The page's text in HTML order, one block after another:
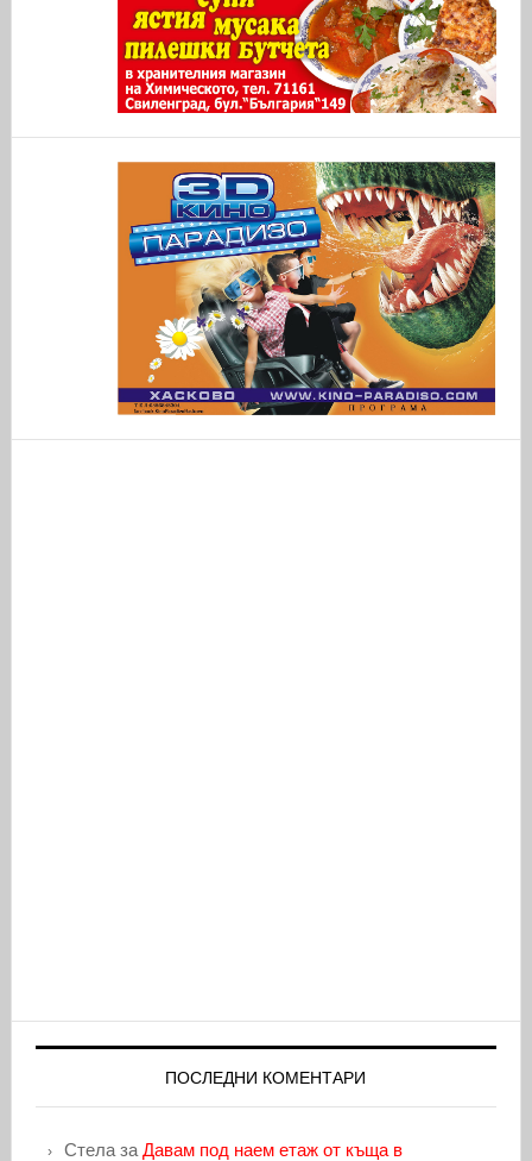
ПОСЛЕДНИ КОМЕНТАРИ
Стелаза Давам под наем етаж от къща в